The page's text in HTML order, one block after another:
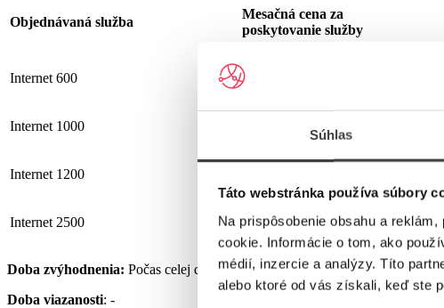
Súhlas
Táto webstránka používa súbory
Na prispôsobenie obsahu a
cookie. Informácie o tom, ako
médií, inzercie a analýzy. Títo
alebo ktoré od vás získali, keď ste
Objednávaná služba
Mesačná cena za
poskytovanie služby
Internet 600 19,90 €
Internet 1000
Internet 1200
Internet 2500 32,90 €
Doba zvýhodnenia: Počas celej doby využívania Služby podľa podmienok
Doba viazanosti: -